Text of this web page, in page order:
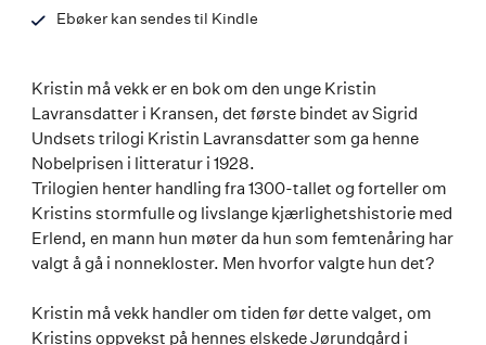
Ebøker kan sendes til Kindle
Kristin må vekk er en bok om den unge Kristin
Lavransdatter i Kransen, det første bindet av Sigrid
Undsets trilogi Kristin Lavransdatter som ga henne
Nobelprisen i litteratur i 1928.
Trilogien henter handling fra 1300-tallet og forteller om
Kristins stormfulle og livslange kjærlighetshistorie med
Erlend, en mann hun møter da hun som femtenåring har
valgt å gå i nonnekloster. Men hvorfor valgte hun det?
Kristin må vekk handler om tiden før dette valget, om
Kristins oppvekst på hennes elskede Jørundgård i